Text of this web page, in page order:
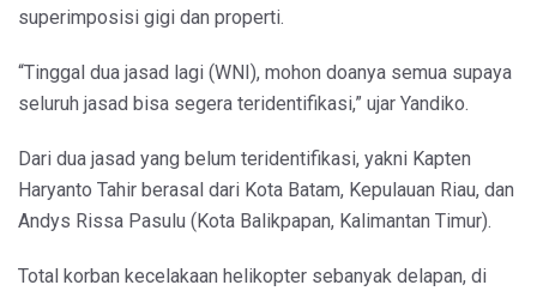
superimposisi gigi dan properti.
“Tinggal dua jasad lagi (WNI), mohon doanya semua supaya
seluruh jasad bisa segera teridentifikasi,” ujar Yandiko.
Dari dua jasad yang belum teridentifikasi, yakni Kapten
Haryanto Tahir berasal dari Kota Batam, Kepulauan Riau, dan
Andys Rissa Pasulu (Kota Balikpapan, Kalimantan Timur).
Total korban kecelakaan helikopter sebanyak delapan, di